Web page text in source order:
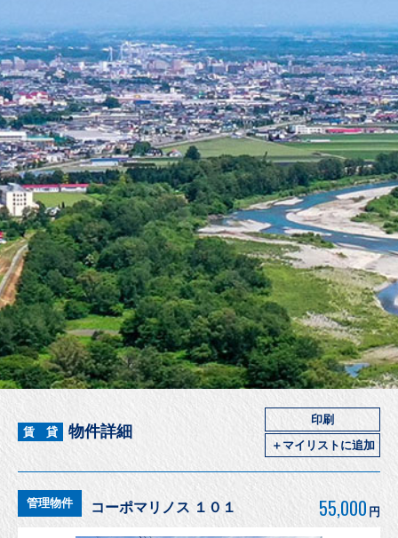
賃 貸 物件詳細
印刷
＋マイリストに追加
管理物件 コーポマリノス １０１ 55,000 円